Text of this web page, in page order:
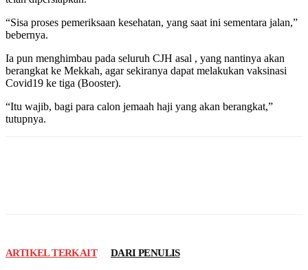
“Sisa proses pemeriksaan kesehatan, yang saat ini sementara jalan,”
bebernya.
Ia pun menghimbau pada seluruh CJH asal , yang nantinya akan
berangkat ke Mekkah, agar sekiranya dapat melakukan vaksinasi
Covid19 ke tiga (Booster).
“Itu wajib, bagi para calon jemaah haji yang akan berangkat,”
tutupnya.
ARTIKEL TERKAIT DARI PENULIS